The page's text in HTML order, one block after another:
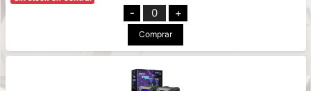
- 0 +
Comprar